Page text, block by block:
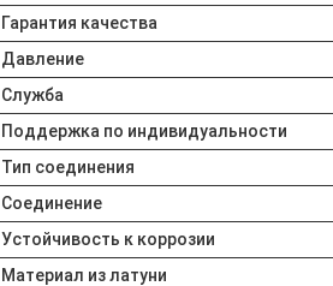
Гарантия качества
Давление
Служба
Поддержка по индивидуальности
Тип соединения
Соединение
Устойчивость к коррозии
Материал из латуни